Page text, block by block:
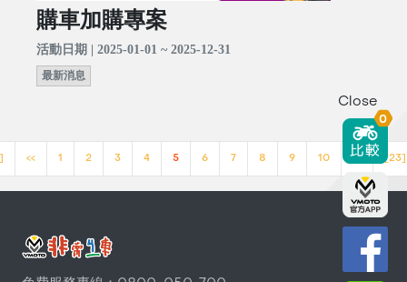
購車加購專案
活動日期 | 2025-01-01 ~ 2025-12-31
最新消息
<< 1 2 3 4 5 6 7 8 9 10 >> [23]
Close
0